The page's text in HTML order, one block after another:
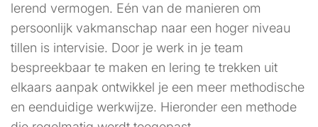
lerend vermogen. Eén van de manieren om
persoonlijk vakmanschap naar een hoger niveau
tillen is intervisie. Door je werk in je team
bespreekbaar te maken en lering te trekken uit
elkaars aanpak ontwikkel je een meer methodische
en eenduidige werkwijze. Hieronder een methode